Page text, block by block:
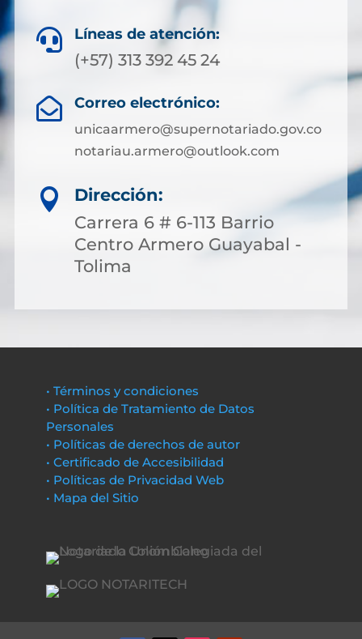
 Líneas de atención:
(+57) 313 392 45 24
 Correo electrónico:
unicaarmero@supernotariado.gov.co
notariau.armero@outlook.com

Dirección:
Carrera 6 # 6-113 Barrio
Centro Armero Guayabal -
Tolima
• Términos y condiciones
• Política de Tratamiento de Datos
Personales
• Políticas de derechos de autor
• Certificado de Accesibilidad
• Políticas de Privacidad Web
• Mapa del Sitio